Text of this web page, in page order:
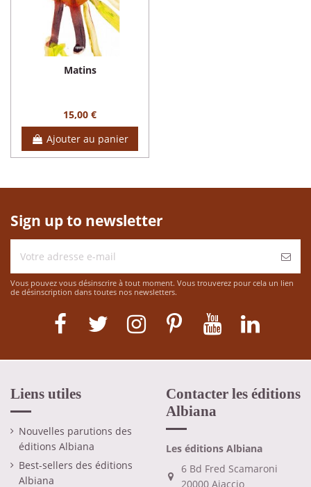
Matins
15,00 €
Ajouter au panier
Sign up to newsletter
Vous pouvez vous désinscrire à tout moment. Vous trouverez pour cela un lien
de désinscription dans toutes nos newsletters.
Liens utiles
Nouvelles parutions des
éditions Albiana
Best-sellers des éditions
Albiana
Contacter les éditions
Albiana
Les éditions Albiana
6 Bd Fred Scamaroni
20000 Ajaccio